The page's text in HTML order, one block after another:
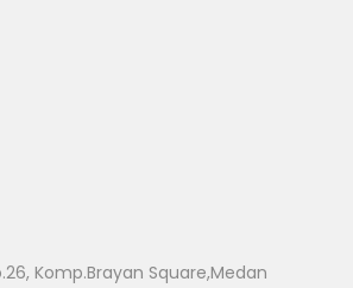
Komp.Brayan Square,Medan